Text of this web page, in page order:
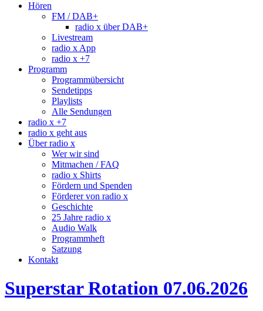
Hören
FM / DAB+
radio x über DAB+
Livestream
radio x App
radio x +7
Programm
Programmübersicht
Sendetipps
Playlists
Alle Sendungen
radio x +7
radio x geht aus
Über radio x
Wer wir sind
Mitmachen / FAQ
radio x Shirts
Fördern und Spenden
Förderer von radio x
Geschichte
25 Jahre radio x
Audio Walk
Programmheft
Satzung
Kontakt
Superstar Rotation 07.06.2026